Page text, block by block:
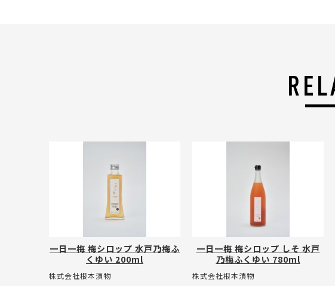
一日一梅 梅シロップ 水戸乃梅ふ
くゆい 200ml
株式会社根本漬物
一日一梅 梅シロップ しそ 水戸
乃梅ふくゆい 780ml
株式会社根本漬物